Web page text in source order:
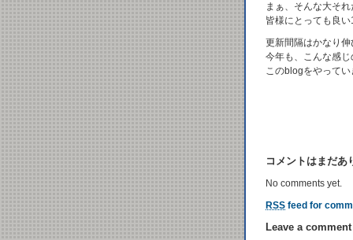
まぁ、そんな大そ
皆様にとっても良
更新間隔はかなり
今年も、こんな感
このblogをやって
コメントはまだあ
No comments yet.
RSS feed for
Leave a comment